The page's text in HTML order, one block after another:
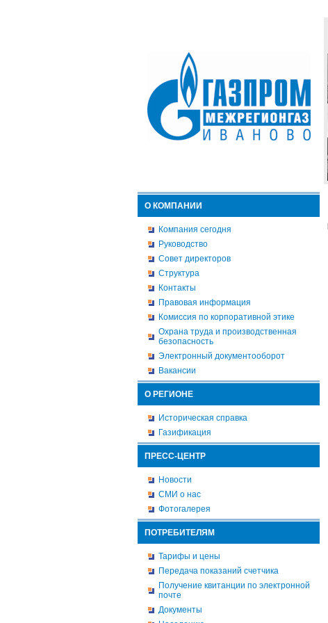
О КОМПАНИИ
Компания сегодня
Руководство
Совет директоров
Структура
Контакты
Правовая информация
Комиссия по корпоративной этике
Охрана труда и производственная
безопасность
Электронный документооборот
Вакансии
О РЕГИОНЕ
Историческая справка
Газификация
ПРЕСС-ЦЕНТР
Новости
СМИ о нас
Фотогалерея
ПОТРЕБИТЕЛЯМ
Тарифы и цены
Передача показаний счетчика
Получение квитанции по электронной
почте
Документы